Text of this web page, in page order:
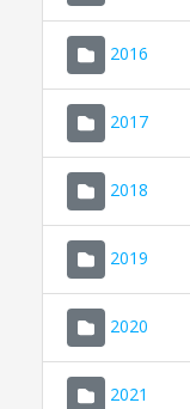
2016
2017
2018
2019
2020
2021